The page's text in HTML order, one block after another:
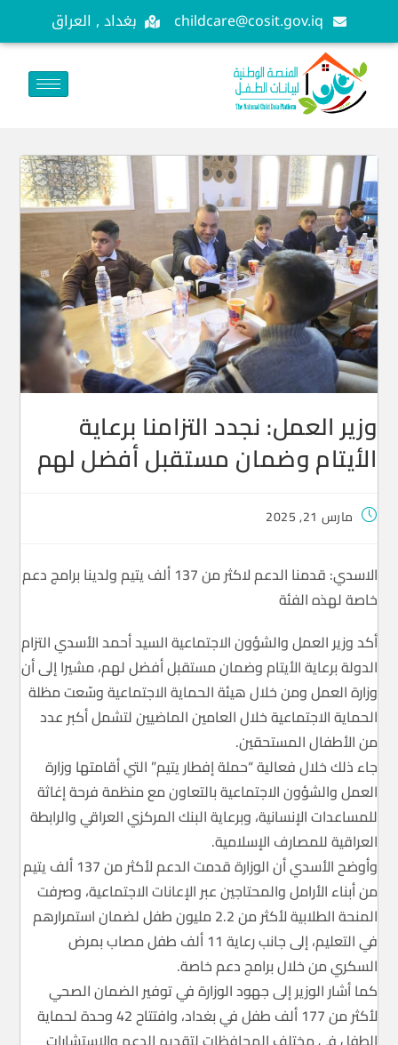
childcare@cosit.gov.iq بغداد , العراق
وزير العمل: نجدد التزامنا برعاية
الأيتام وضمان مستقبل أفضل لهم
مارس 21, 2025
الاسدي: قدمنا الدعم لاكثر من 137 ألف يتيم ولدينا برامج دعم
خاصة لهذه الفئة
أكد وزير العمل والشؤون الاجتماعية السيد أحمد الأسدي التزام
الدولة برعاية الأيتام وضمان مستقبل أفضل لهم، مشيرا إلى أن
وزارة العمل ومن خلال هيئة الحماية الاجتماعية وسّعت مظلة
الحماية الاجتماعية خلال العامين الماضيين لتشمل أكبر عدد
من الأطفال المستحقين.
جاء ذلك خلال فعالية “حملة إفطار يتيم” التي أقامتها وزارة
العمل والشؤون الاجتماعية بالتعاون مع منظمة فرحة إغاثة
للمساعدات الإنسانية، وبرعاية البنك المركزي العراقي والرابطة
العراقية للمصارف الإسلامية.
وأوضح الأسدي أن الوزارة قدمت الدعم لأكثر من 137 ألف يتيم
من أبناء الأرامل والمحتاجين عبر الإعانات الاجتماعية، وصرفت
المنحة الطلابية لأكثر من 2.2 مليون طفل لضمان استمرارهم
في التعليم، إلى جانب رعاية 11 ألف طفل مصاب بمرض
السكري من خلال برامج دعم خاصة.
كما أشار الوزير إلى جهود الوزارة في توفير الضمان الصحي
لأكثر من 177 ألف طفل في بغداد، وافتتاح 42 وحدة لحماية